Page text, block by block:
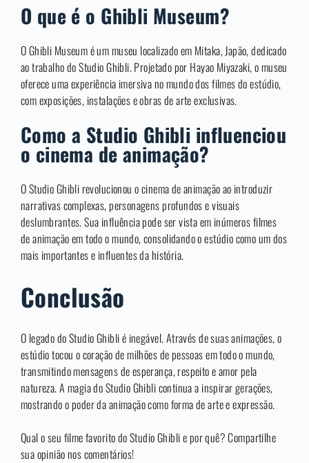
O que é o Ghibli Museum?
O Ghibli Museum é um museu localizado em Mitaka, Japão, dedicado
ao trabalho do Studio Ghibli. Projetado por Hayao Miyazaki, o museu
oferece uma experiência imersiva no mundo dos filmes do estúdio,
com exposições, instalações e obras de arte exclusivas.
Como a Studio Ghibli influenciou
o cinema de animação?
O Studio Ghibli revolucionou o cinema de animação ao introduzir
narrativas complexas, personagens profundos e visuais
deslumbrantes. Sua influência pode ser vista em inúmeros filmes
de animação em todo o mundo, consolidando o estúdio como um dos
mais importantes e influentes da história.
Conclusão
O legado do Studio Ghibli é inegável. Através de suas animações, o
estúdio tocou o coração de milhões de pessoas em todo o mundo,
transmitindo mensagens de esperança, respeito e amor pela
natureza. A magia do Studio Ghibli continua a inspirar gerações,
mostrando o poder da animação como forma de arte e expressão.
Qual o seu filme favorito do Studio Ghibli e por quê? Compartilhe
sua opinião nos comentários!